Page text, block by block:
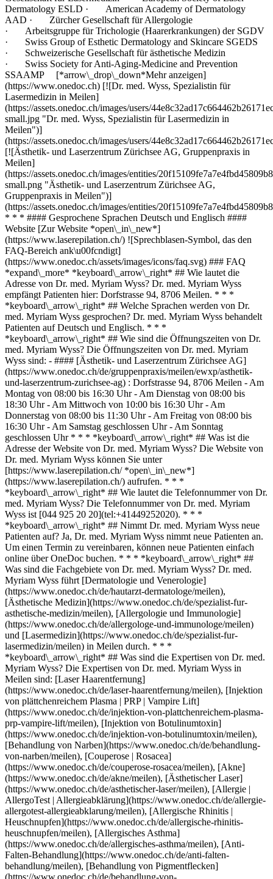
Dermatology ESLD · American Academy of Dermatology
AAD · Zürcher Gesellschaft für Allergologie
· Arbeitsgruppe für Trichologie (Haarerkrankungen) der SGDV
· Swiss Group of Esthetic Dermatology and Skincare SGEDS
· Schweizerische Gesellschaft für ästhetische Medizin
· Swiss Society for Anti-Aging-Medicine and Prevention
SSAAMP [*arrow\_drop\_down*Mehr anzeigen]
(https://www.onedoc.ch) [![Dr. med. Wyss, Spezialistin für
Lasermedizin in Meilen]
(https://assets.onedoc.ch/images/users/
small.jpg "Dr. med. Wyss, Spezialistin für Lasermedizin in
Meilen")]
(https://assets.onedoc.ch/images/users/
[![Ästhetik- und Laserzentrum Zürichsee AG, Gruppenpraxis in
Meilen]
(https://assets.onedoc.ch/images/entities/
small.png "Ästhetik- und Laserzentrum Zürichsee AG,
Gruppenpraxis in Meilen")]
(https://assets.onedoc.ch/images/entities/
* * * #### Gesprochene Sprachen Deutsch und Englisch ####
Website [Zur Website *open\_in\_new*]
(https://www.laserepilation.ch/) ![Sprechblasen-Symbol, das den
FAQ-Bereich ank\u00fcndigt]
(https://www.onedoc.ch/assets/images/icons/faq.svg) ### FAQ
*expand\_more* *keyboard\_arrow\_right* ## Wie lautet die
Adresse von Dr. med. Myriam Wyss? Dr. med. Myriam Wyss
empfängt Patienten hier: Dorfstrasse 94, 8706 Meilen. * * *
*keyboard\_arrow\_right* ## Welche Sprachen werden von Dr.
med. Myriam Wyss gesprochen? Dr. med. Myriam Wyss behandelt
Patienten auf Deutsch und Englisch. * * *
*keyboard\_arrow\_right* ## Wie sind die Öffnungszeiten von Dr.
med. Myriam Wyss? Die Öffnungszeiten von Dr. med. Myriam
Wyss sind: - #### [Ästhetik- und Laserzentrum Zürichsee AG]
(https://www.onedoc.ch/de/gruppenpraxis/meilen/ewxp/asthetik-
und-laserzentrum-zurichsee-ag) : Dorfstrasse 94, 8706 Meilen - Am
Montag von 08:00 bis 16:30 Uhr - Am Dienstag von 08:00 bis
18:30 Uhr - Am Mittwoch von 10:00 bis 16:30 Uhr - Am
Donnerstag von 08:00 bis 11:30 Uhr - Am Freitag von 08:00 bis
16:30 Uhr - Am Samstag geschlossen Uhr - Am Sonntag
geschlossen Uhr * * * *keyboard\_arrow\_right* ## Was ist die
Adresse der Website von Dr. med. Myriam Wyss? Die Website von
Dr. med. Myriam Wyss können Sie unter
[https://www.laserepilation.ch/ *open\_in\_new*]
(https://www.laserepilation.ch/) aufrufen. * * *
*keyboard\_arrow\_right* ## Wie lautet die Telefonnummer von Dr.
med. Myriam Wyss? Die Telefonnummer von Dr. med. Myriam
Wyss ist [044 925 20 20](tel:+41449252020). * * *
*keyboard\_arrow\_right* ## Nimmt Dr. med. Myriam Wyss neue
Patienten auf? Ja, Dr. med. Myriam Wyss nimmt neue Patienten an.
Um einen Termin zu vereinbaren, können neue Patienten einfach
online über OneDoc buchen. * * * *keyboard\_arrow\_right* ##
Was sind die Fachgebiete von Dr. med. Myriam Wyss? Dr. med.
Myriam Wyss führt [Dermatologie und Venerologie]
(https://www.onedoc.ch/de/hautarzt-dermatologe/meilen),
[Ästhetische Medizin](https://www.onedoc.ch/de/spezialist-fur-
asthetische-medizin/meilen), [Allergologie und Immunologie]
(https://www.onedoc.ch/de/allergologe-und-immunologe/meilen)
und [Lasermedizin](https://www.onedoc.ch/de/spezialist-fur-
lasermedizin/meilen) in Meilen durch. * * *
*keyboard\_arrow\_right* ## Was sind die Expertisen von Dr. med.
Myriam Wyss? Die Expertisen von Dr. med. Myriam Wyss in
Meilen sind: [Laser Haarentfernung]
(https://www.onedoc.ch/de/laser-haarentfernung/meilen), [Injektion
von plättchenreichem Plasma | PRP | Vampire Lift]
(https://www.onedoc.ch/de/injektion-von-plattchenreichem-plasma-
prp-vampire-lift/meilen), [Injektion von Botulinumtoxin]
(https://www.onedoc.ch/de/injektion-von-botulinumtoxin/meilen),
[Behandlung von Narben](https://www.onedoc.ch/de/behandlung-
von-narben/meilen), [Couperose | Rosacea]
(https://www.onedoc.ch/de/couperose-rosacea/meilen), [Akne]
(https://www.onedoc.ch/de/akne/meilen), [Ästhetischer Laser]
(https://www.onedoc.ch/de/asthetischer-laser/meilen), [Allergie |
AllergoTest | Allergieabklärung](https://www.onedoc.ch/de/allergie-
allergotest-allergieabklarung/meilen), [Allergische Rhinitis |
Heuschnupfen](https://www.onedoc.ch/de/allergische-rhinitis-
heuschnupfen/meilen), [Allergisches Asthma]
(https://www.onedoc.ch/de/allergisches-asthma/meilen), [Anti-
Falten-Behandlung](https://www.onedoc.ch/de/anti-falten-
behandlung/meilen), [Behandlung von Pigmentflecken]
(https://www.onedoc.ch/de/behandlung-von-